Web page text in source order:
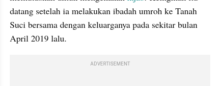
datang setelah ia melakukan ibadah umroh ke Tanah
Suci bersama dengan keluarganya pada sekitar bulan
April 2019 lalu.
ADVERTISEMENT